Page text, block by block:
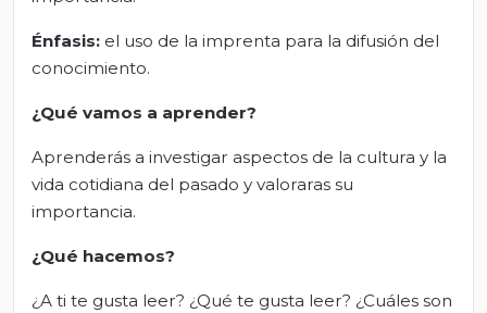
Énfasis: el uso de la imprenta para la difusión del
conocimiento.
¿Qué vamos a aprender?
Aprenderás a investigar aspectos de la cultura y la
vida cotidiana del pasado y valoraras su
importancia.
¿Qué hacemos?
¿A ti te gusta leer? ¿Qué te gusta leer? ¿Cuáles son